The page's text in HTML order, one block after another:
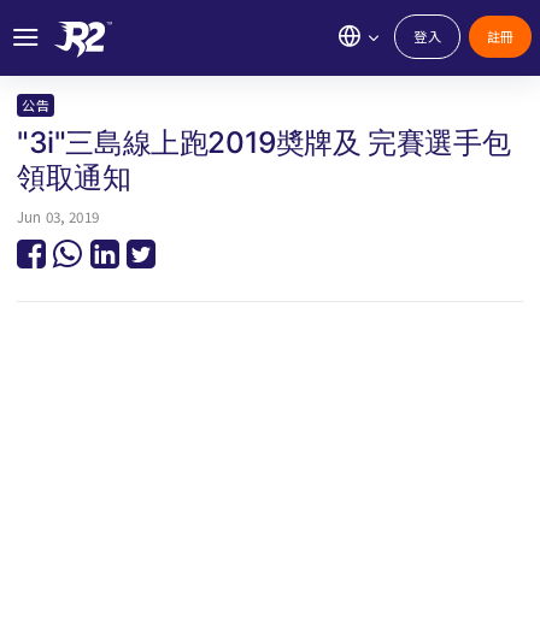
登入 註冊
公告
"3i"三島線上跑2019奬牌及 完賽選手包
領取通知
Jun 03, 2019